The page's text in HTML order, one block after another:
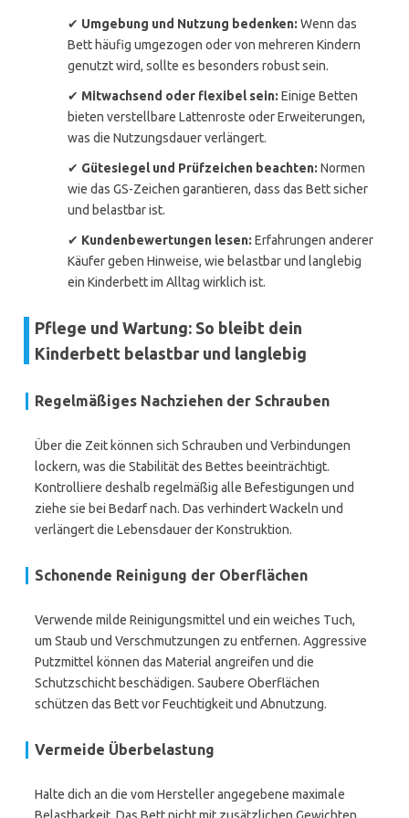
✔ Umgebung und Nutzung bedenken: Wenn das
Bett häufig umgezogen oder von mehreren Kindern
genutzt wird, sollte es besonders robust sein.
✔ Mitwachsend oder flexibel sein: Einige Betten
bieten verstellbare Lattenroste oder Erweiterungen,
was die Nutzungsdauer verlängert.
✔ Gütesiegel und Prüfzeichen beachten: Normen
wie das GS-Zeichen garantieren, dass das Bett sicher
und belastbar ist.
✔ Kundenbewertungen lesen: Erfahrungen anderer
Käufer geben Hinweise, wie belastbar und langlebig
ein Kinderbett im Alltag wirklich ist.
Pflege und Wartung: So bleibt dein
Kinderbett belastbar und langlebig
Regelmäßiges Nachziehen der Schrauben
Über die Zeit können sich Schrauben und Verbindungen
lockern, was die Stabilität des Bettes beeinträchtigt.
Kontrolliere deshalb regelmäßig alle Befestigungen und
ziehe sie bei Bedarf nach. Das verhindert Wackeln und
verlängert die Lebensdauer der Konstruktion.
Schonende Reinigung der Oberflächen
Verwende milde Reinigungsmittel und ein weiches Tuch,
um Staub und Verschmutzungen zu entfernen. Aggressive
Putzmittel können das Material angreifen und die
Schutzschicht beschädigen. Saubere Oberflächen
schützen das Bett vor Feuchtigkeit und Abnutzung.
Vermeide Überbelastung
Halte dich an die vom Hersteller angegebene maximale